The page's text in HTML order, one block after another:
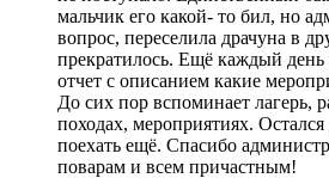
мальчик его какой- то бил, но
вопрос, переселила драчуна в
прекратилось. Ещё каждый день
отчет с описанием какие
До сих пор вспоминает лагерь,
походах, мероприятиях.
поехать ещё. Спасибо
поварам и всем причастным!